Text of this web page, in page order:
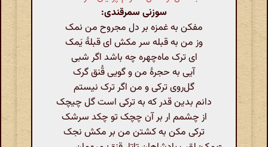
سوزنی سمرقندی:
مفکن به غمزه بر دل مجروح من نمک
وز من به قبله سر مکش ای قبلهٔ یَمک
ای ترک ماه‌چهره چه باشد اگر شبی
آیی به حجرهٔ من و گویی قُنق گرک
گل‌روی ترکی و من اگر ترک نیستم
دانم بدین قدر که به ترکی است گل چیچک
از چشمم ار بر آن چچک تو چکد سرشک
ترکی مکن به کشتن من بر مکش نجک